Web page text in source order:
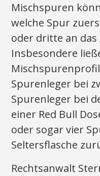
Mischspuren
welche Spur
oder dritte an das
Insbesondere
Spurenleger bei
Spurenleger bei
einer Red Bull
oder sogar vier
Seltersflasche
Rechtsanwalt